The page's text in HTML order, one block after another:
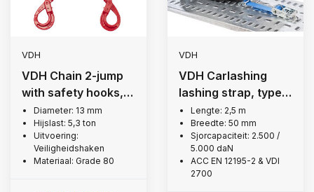
VDH
VDH Chain 2-jump
with safety hooks, Ø
13 mm
Diameter: 13 mm
Hijslast: 5,3 ton
Uitvoering:
Veiligheidshaken
Materiaal: Grade 80
VDH
VDH Carlashing
lashing strap, type
D1Lengte: 2,5 m
Breedte: 50 mm
Sjorcapaciteit: 2.500 /
5.000 daN
ACC EN 12195-2 & VDI
2700